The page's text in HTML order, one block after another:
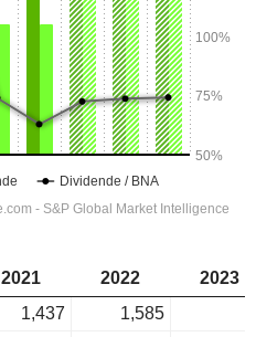
2021 2022
2023
1,437 1,585